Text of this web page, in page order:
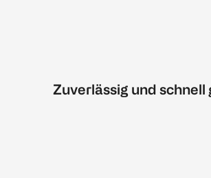
Zuverlässig und